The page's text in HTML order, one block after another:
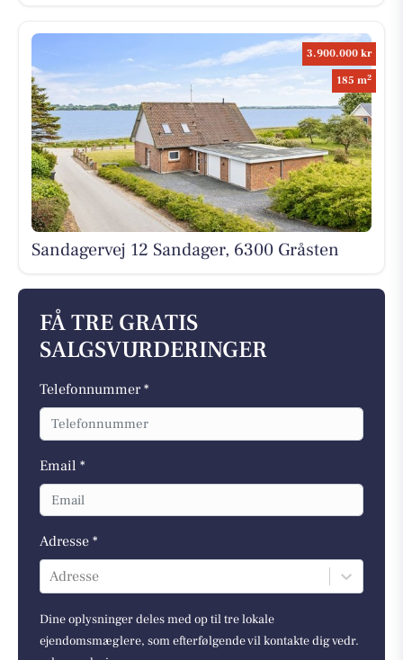
3.900.000 kr
185 m2
Sandagervej 12 Sandager, 6300 Gråsten
FÅ TRE GRATIS
SALGSVURDERINGER
Telefonnummer *
Email *
Adresse *
Adresse
Dine oplysninger deles med op til tre lokale
ejendomsmæglere, som efterfølgende vil kontakte dig vedr.